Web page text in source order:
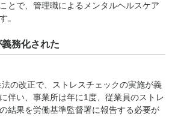
とで、管理職によるメンタルヘルスケア
。
務化された
の改正で、ストレスチェックの実施が義
伴い、事業所は年に1度、従業員のストレ
結果を労働基準監督署に報告する必要が